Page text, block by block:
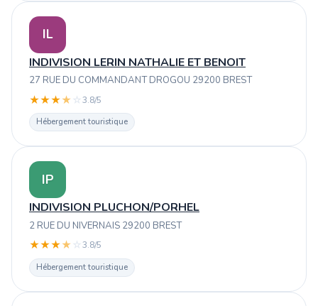
IL
INDIVISION LERIN NATHALIE ET BENOIT
27 RUE DU COMMANDANT DROGOU 29200 BREST
★★★★ ☆3.8/5
Hébergement touristique
IP
INDIVISION PLUCHON/PORHEL
2 RUE DU NIVERNAIS 29200 BREST
★★★★ ☆3.8/5
Hébergement touristique